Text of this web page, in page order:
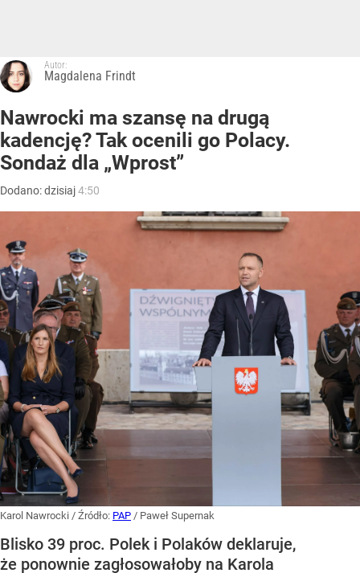
Autor:
Magdalena Frindt
Nawrocki ma szansę na drugą
kadencję? Tak ocenili go Polacy.
Sondaż dla „Wprost”
Dodano:dzisiaj4:50
Karol Nawrocki / Źródło: PAP / Paweł Supernak
Blisko 39 proc. Polek i Polaków deklaruje,
że ponownie zagłosowałoby na Karola